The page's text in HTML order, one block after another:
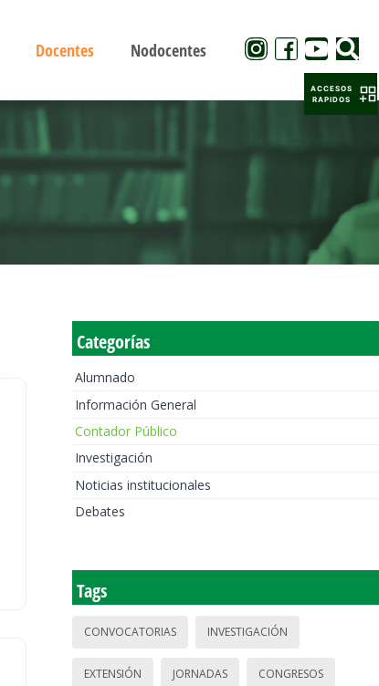
Docentes Nodocentes
Categorías
Alumnado
Información General
Contador Público
Investigación
Noticias institucionales
Debates
Tags
CONVOCATORIAS INVESTIGACIÓN
EXTENSIÓN JORNADAS CONGRESOS
ACCESOS
RAPIDOS